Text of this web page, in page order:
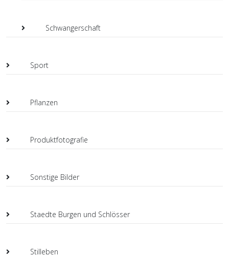
Schwangerschaft
Sport
Pflanzen
Produktfotografie
Sonstige Bilder
Staedte Burgen und Schlösser
Stilleben